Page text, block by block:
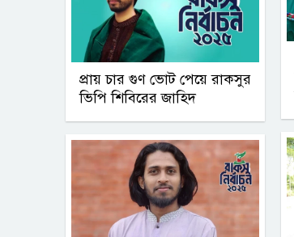
প্রায় চার গুণ ভোট পেয়ে রাকসুর
ভিপি শিবিরের জাহিদ